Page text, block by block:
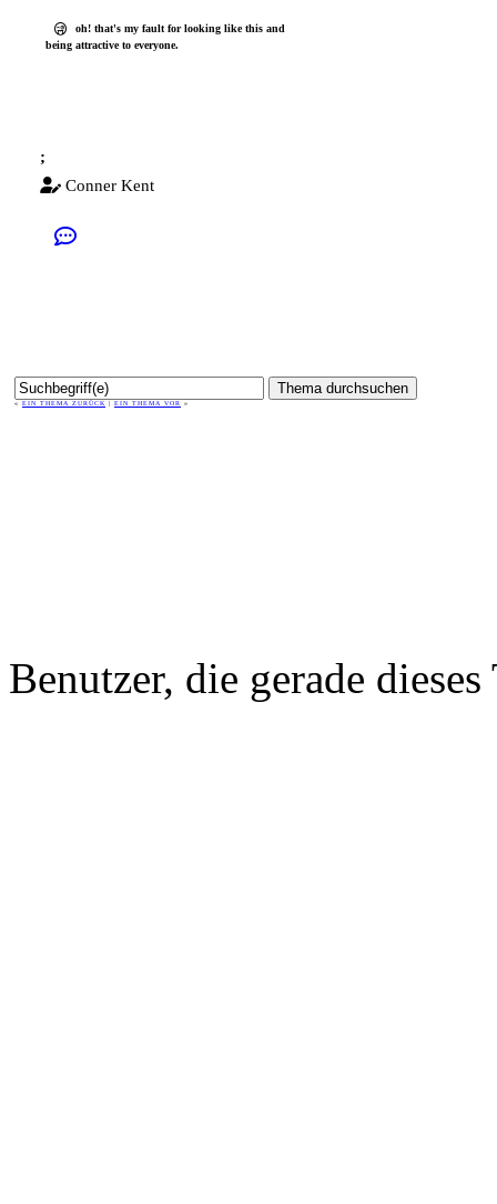
oh! that's my fault for looking like this and
being attractive to everyone.
;
Conner Kent
« EIN THEMA ZURÜCK | EIN THEMA VOR »
Benutzer, die gerade